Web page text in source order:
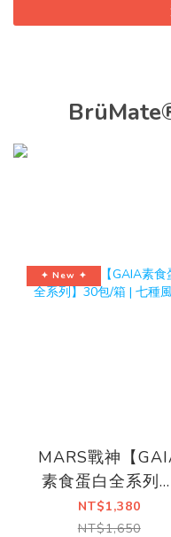
✦ New ✦
MARS戰神【
素食蛋白全系列】
30包/箱 | 七種風味
NT$1,380
NT$1,650